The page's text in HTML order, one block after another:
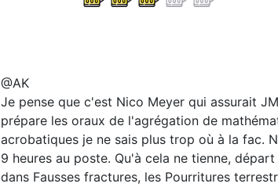
@AK
Je pense que c'est Nico Meyer qui assurait
prépare les oraux de l'agrégation de
acrobatiques je ne sais plus trop où à la fac.
9 heures au poste. Qu'à cela ne tienne,
dans Fausses fractures, les Pourritures